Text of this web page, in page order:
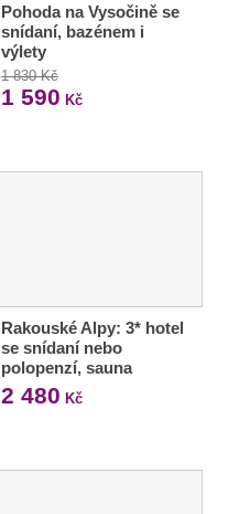
Pohoda na Vysočině se
snídaní, bazénem i
výlety
1 830 Kč
1 590 Kč
Rakouské Alpy: 3* hotel
se snídaní nebo
polopenzí, sauna
2 480 Kč